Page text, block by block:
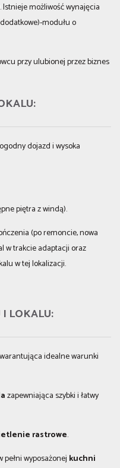
możliwość wynajęcia
modułu o
przy ulubionej przez biznes
dojazd i wysoka
piętra z windą).
(po remoncie, nowa
w trakcie adaptacji oraz
w tej lokalizacji.
LOKALU:
idealne warunki
zapewniająca szybki i łatwy
rastrowe.
pełni wyposażonej kuchni